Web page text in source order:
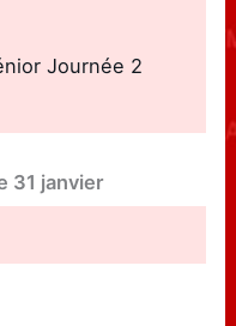
Journée 2
31 janvier